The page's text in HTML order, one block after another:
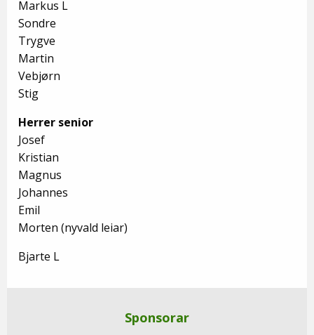
Markus L
Sondre
Trygve
Martin
Vebjørn
Stig
Herrer senior
Josef
Kristian
Magnus
Johannes
Emil
Morten (nyvald leiar)
Bjarte L
Sponsorar